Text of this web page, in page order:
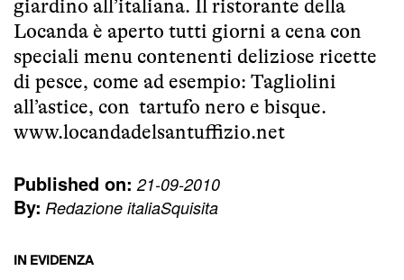
giardino all’italiana. Il ristorante della
Locanda è aperto tutti giorni a cena con
speciali menu contenenti deliziose ricette
di pesce, come ad esempio: Tagliolini
all’astice, con tartufo nero e bisque.
www.locandadelsantuffizio.net
Published on: 21-09-2010
By: Redazione italiaSquisita
IN EVIDENZA